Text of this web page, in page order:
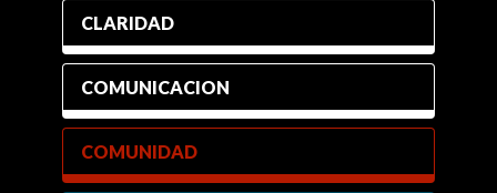
CLARIDAD
COMUNICACION
COMUNIDAD